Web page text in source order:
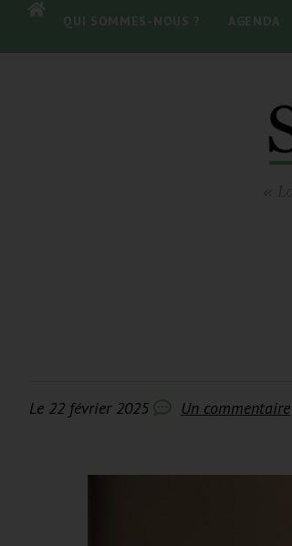
QUI SOMMES-NOUS ? AGENDA
«
Le 22 février 2025 Un commentaire